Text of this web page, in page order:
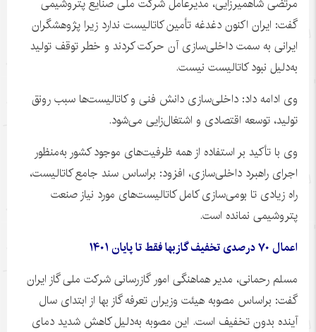
گفت: ایران اکنون دغدغه تأمینکاتالیستندارد زیرا پژوهشگران
ایرانی به سمت داخلی‌سازی آن حرکت کردند و خطر توقف تولید
به‌دلیل نبودکاتالیستنیست.
وی ادامه داد: داخلی‌سازی دانش فنی و کاتالیست‌ها سبب رونق
تولید، توسعه اقتصادی و اشتغال‌زایی می‌شود.
وی با تأکید بر استفاده از همه ظرفیت‌های موجود کشور به‌منظور
اجرای راهبرد داخلی‌سازی، افزود: براساس سند جامعکاتالیست،
راه زیادی تا بومی‌سازی کامل کاتالیست‌های مورد نیاز صنعت
پتروشیمی نمانده است.
اعمال۷۰ درصدی تخفیفگازبهافقط تا پایان۱۴۰۱
مسلم رحمانی، مدیر هماهنگی امور گازرسانی شرکت ملی گاز ایران
گفت: براساس مصوبه هیئت وزیران تعرفه گاز بها از ابتدای سال
آینده بدون تخفیف است. این مصوبه به‌دلیل کاهش شدید دمای